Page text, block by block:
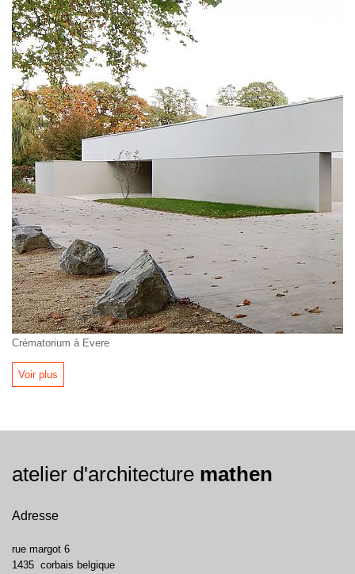
Crématorium à Evere
Voir plus
atelier d'architecture mathen
Adresse
rue margot 6
1435 corbais belgique